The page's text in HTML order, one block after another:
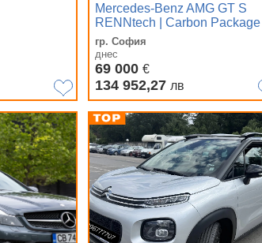
Mercedes-Benz AMG GT S
RENNtech | Carbon Package |
Burmester | Panoramic
гр. София
днес
69 000 €
134 952,27 лв